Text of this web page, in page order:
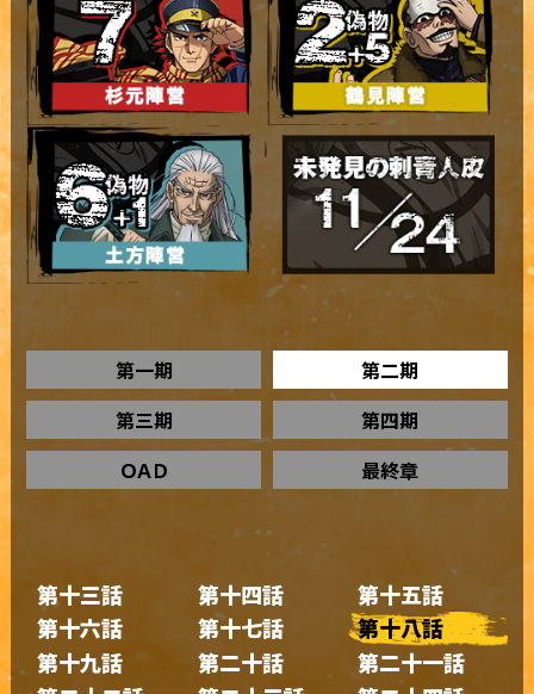
第一期
第二期
第三期
第四期
ＯＡＤ
最終章
第十三話 第十四話
第十五話
第十六話
第十七話
第十八話
第十九話
第二十話
第二十一話